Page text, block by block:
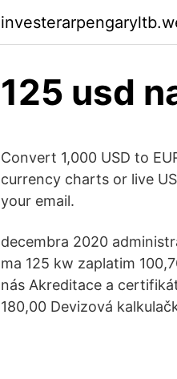
125 usd
Convert 1,000 USD to
currency charts or live
your email.
decembra 2020
ma 125 kw zaplatim
nás Akreditace a
180,00 Devizová